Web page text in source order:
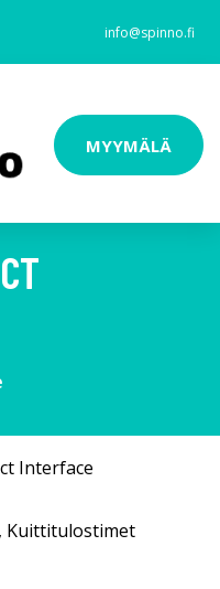
info@spinno.fi
MYYMÄLÄ
, Kuittitulostimet